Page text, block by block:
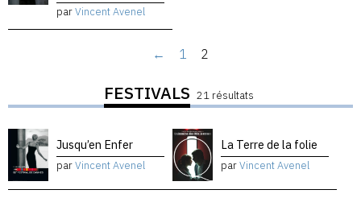
parVincent Avenel
← 1 2
FESTIVALS 21 résultats
Jusqu’en Enfer
parVincent Avenel
La Terre de la folie
parVincent Avenel